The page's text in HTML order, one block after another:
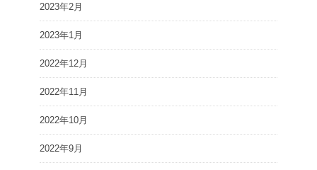
2023年2月
2023年1月
2022年12月
2022年11月
2022年10月
2022年9月